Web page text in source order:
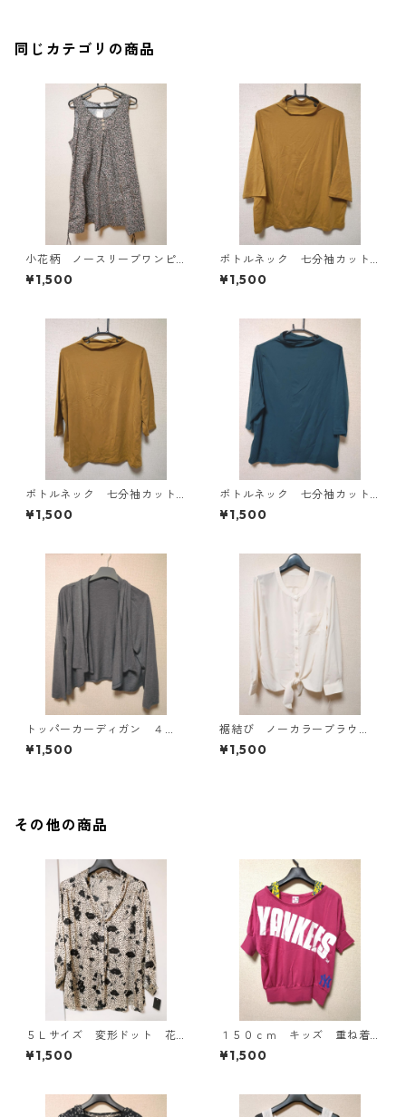
同じカテゴリの商品
小花柄 ノースリーブワンピ
ース ４Ｌ ブラック KAE-
4819
¥1,500
ボトルネック 七分袖カット
ソー ４Ｌ マスタード KA
E-4818
¥1,500
ボトルネック 七分袖カット
ソー ４Ｌ マスタード KA
E-4816
¥1,500
ボトルネック 七分袖カット
ソー ４Ｌ ティールグリー
ン KAE-4815
¥1,500
トッパーカーディガン ４
Ｌ グレー KAE-4814
¥1,500
裾結び ノーカラーブラウ
ス ３Ｌ アイボリー KAE-
4813
¥1,500
その他の商品
５Ｌサイズ 変形ドット 花
柄 ボウタイブラウス オフ
ホワイト KAE-4764
¥1,500
１５０ｃｍ キッズ 重ね着
風ドルマントップス マゼン
タ KAE-4791
¥1,500